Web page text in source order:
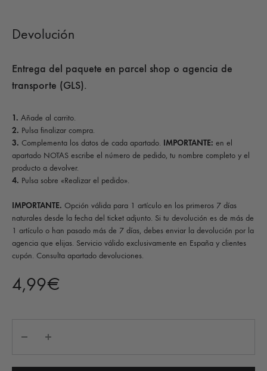
Devolución
Entrega del paquete en parcel shop o agencia de
transporte (GLS).
1. Añade al carrito.
2. Pulsa finalizar compra.
3. Complementa los datos de cada apartado. IMPORTANTE: en el
apartado NOTAS escribe el número de pedido, tu nombre completo y el
producto a devolver.
4. Pulsa sobre «Realizar el pedido».
IMPORTANTE. Opción válida para 1 artículo en los primeros 7 días
naturales desde la fecha del ticket adjunto. Si tu devolución es de más de
1 artículo o han pasado más de 7 días, debes enviar la devolución por la
agencia que elijas. Servicio válido exclusivamente en España y clientes
cupón. Consulta apartado devoluciones.
4,99€